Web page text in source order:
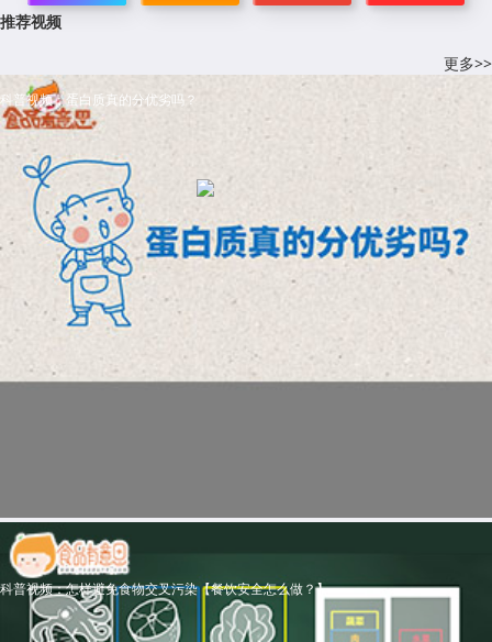
推荐视频
更多>>
科普视频：蛋白质真的分优劣吗？
科普视频：怎样避免食物交叉污染【餐饮安全怎么做？】